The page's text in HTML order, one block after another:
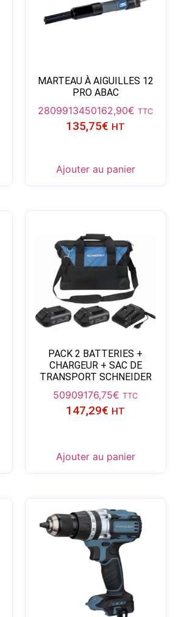
MARTEAU À AIGUILLES 12
PRO ABAC
2809913450162,90€ TTC
135,75€ HT
Ajouter au panier
PACK 2 BATTERIES +
CHARGEUR + SAC DE
TRANSPORT SCHNEIDER
50909176,75€ TTC
147,29€ HT
Ajouter au panier